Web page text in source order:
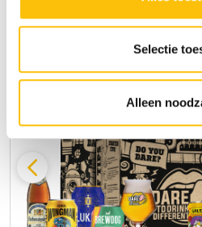
doelen. Je kunt je keuze
intrekken via hetcookiebeleid
Selectie
Alleen